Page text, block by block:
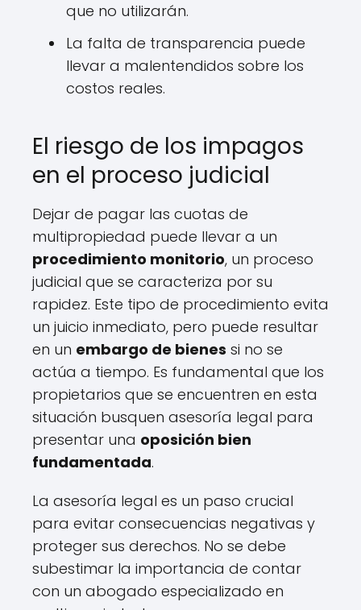
que no utilizarán.
La falta de transparencia puede
llevar a malentendidos sobre los
costos reales.
El riesgo de los impagos
en el proceso judicial
Dejar de pagar las cuotas de
multipropiedad puede llevar a un
procedimiento monitorio, un proceso
judicial que se caracteriza por su
rapidez. Este tipo de procedimiento evita
un juicio inmediato, pero puede resultar
en un embargo de bienes si no se
actúa a tiempo. Es fundamental que los
propietarios que se encuentren en esta
situación busquen asesoría legal para
presentar una oposición bien
fundamentada.
La asesoría legal es un paso crucial
para evitar consecuencias negativas y
proteger sus derechos. No se debe
subestimar la importancia de contar
con un abogado especializado en